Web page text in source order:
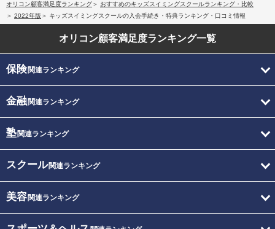
オリコン顧客満足度ランキング
おすすめのキッズスイミングスクールランキング・比較
2022年版
キッズスイミングスクールの入会手続き・特典ランキング・口コミ情報
オリコン顧客満足度ランキング一覧
保険関連ランキング
金融関連ランキング
塾関連ランキング
スクール関連ランキング
美容関連ランキング